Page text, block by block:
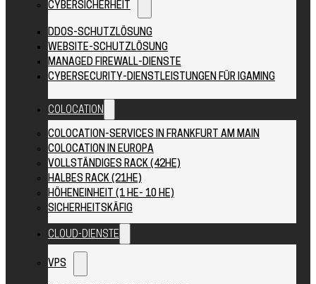
CYBERSICHERHEIT
DDOS-SCHUTZLÖSUNG
WEBSITE-SCHUTZLÖSUNG
MANAGED FIREWALL-DIENSTE
CYBERSECURITY-DIENSTLEISTUNGEN FÜR IGAMING
COLOCATION
COLOCATION-SERVICES IN FRANKFURT AM MAIN
COLOCATION IN EUROPA
VOLLSTÄNDIGES RACK (42HE)
HALBES RACK (21HE)
HÖHENEINHEIT (1 HE- 10 HE)
SICHERHEITSKÄFIG
CLOUD-DIENSTE
VPS